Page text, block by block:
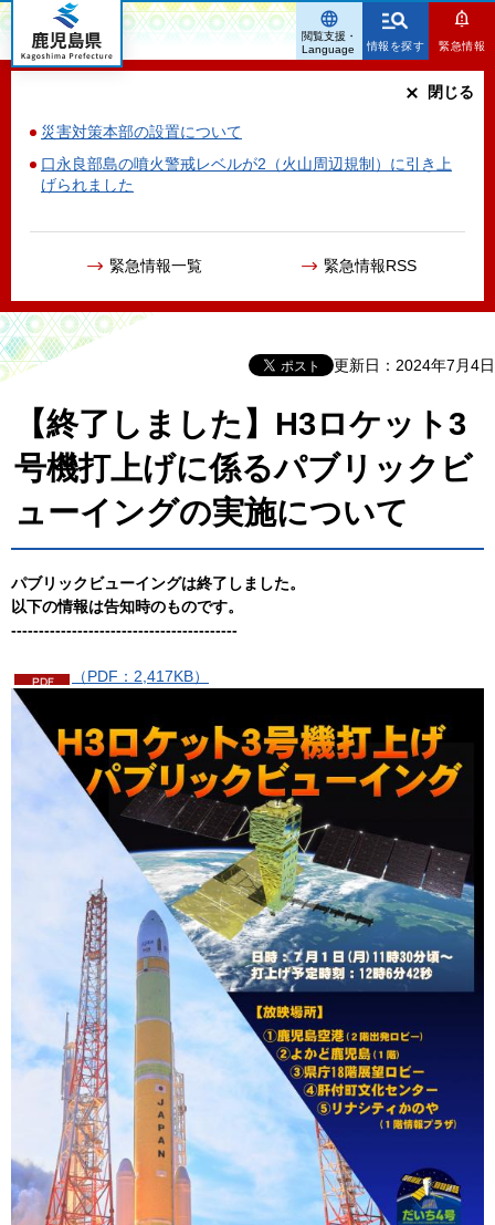
鹿児島県
情報を探す 緊急情報
災害対策本部の設置について
口永良部島の噴火警戒レベルが2（火山周辺規制）に引き上
げられました
緊急情報一覧 緊急情報RSS
閉じる
閲覧支援・
Language
更新日：2024年7月4日
【終了しました】H3ロケット3
号機打上げに係るパブリックビ
ューイングの実施について
パブリックビューイングは終了しました。
以下の情報は告知時のものです。
-----------------------------------------
（PDF：2,417KB）